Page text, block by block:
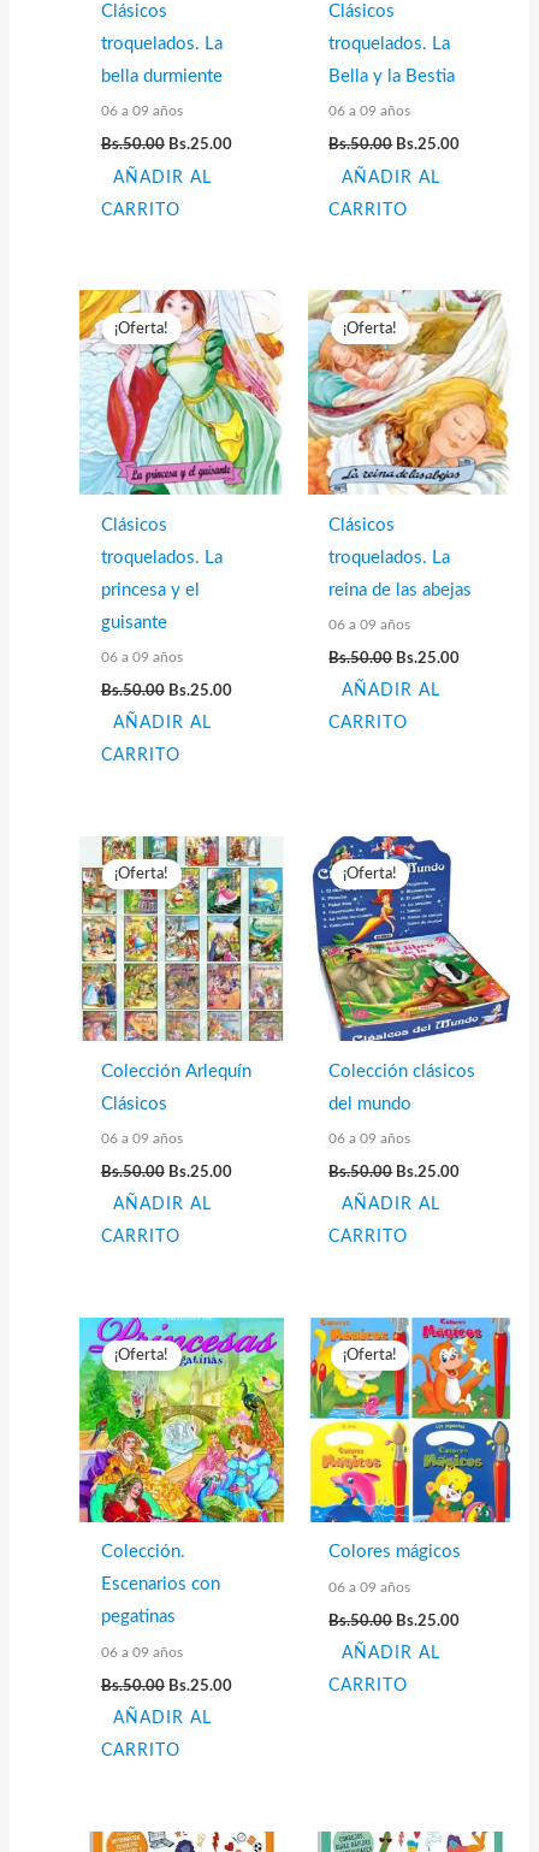
Clásicos
troquelados. La
bella durmiente
06 a 09 años
Bs.50.00 El
original
Bs.50.00.
Bs.25.00El
AÑADIR AL
CARRITO
Clásicos
troquelados. La
Bella y la Bestia
06 a 09 años
Bs.50.00 El
original
Bs.50.00.
Bs.25.00
AÑADIR AL
CARRITO
¡Oferta!
Clásicos
troquelados. La
princesa y el
guisante
06 a 09 años
Bs.50.00 El
original
era:
Bs.50.00.
Bs.25.00El
AÑADIR AL
CARRITO
¡Oferta!
Clásicos
troquelados. La
reina de las abejas
06 a 09 años
Bs.50.00 El
original
era:
Bs.50.00.
Bs.25.00
AÑADIR AL
CARRITO
¡Oferta!
Colección Arlequín
Clásicos
06 a 09 años
Bs.50.00 El
original
era:
Bs.50.00.
Bs.25.00El
AÑADIR AL
CARRITO
¡Oferta!
Colección clásicos
del mundo
06 a 09 años
Bs.50.00 El
original
era:
Bs.50.00.
Bs.25.00
AÑADIR AL
CARRITO
¡Oferta!
Colección.
Escenarios con
pegatinas
06 a 09 años
Bs.50.00 El
original
Bs.50.00.
Bs.25.00El
AÑADIR AL
CARRITO
¡Oferta!
Colores mágicos
06 a 09 años
Bs.50.00 El
original
Bs.50.00.
Bs.25.00
AÑADIR AL
CARRITO